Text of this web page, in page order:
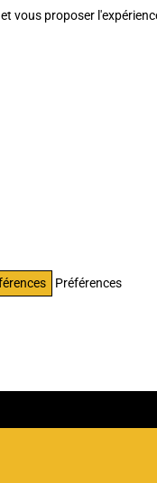
vous proposer
Préférences